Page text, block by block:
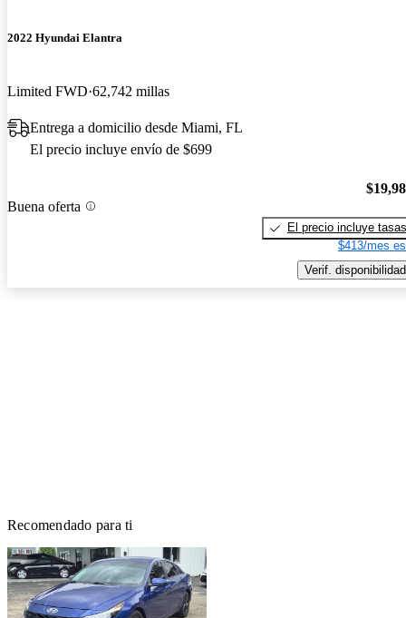
2022 Hyundai Elantra
Limited FWD 62,742 millas
Entrega a domicilio desde Miami, FL
El precio incluye envío de $699
Buena oferta
El precio incluye tasas
$413/mes
Verif. disponibilidad
Recomendado para ti